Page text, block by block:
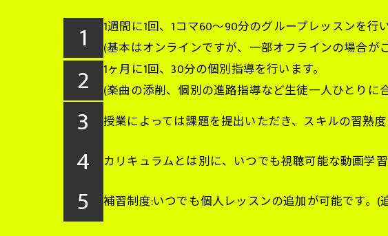
1
1週間に1回、1コマ60〜90分のグループレッスンを行い
(基本はオンラインですが、一部オフラインの場合が
2
1ヶ月に1回、30分の個別指導を行います。
(楽曲の添削、個別の進路指導など生徒一人ひとりに
3 授業によっては課題を提出いただき、スキルの習熟度
4 カリキュラムとは別に、いつでも視聴可能な動画学
5 補習制度:いつでも個人レッスンの追加が可能です。(